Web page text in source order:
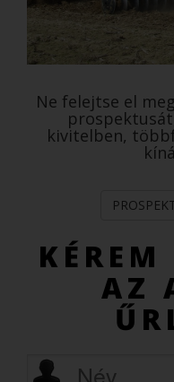
Ne felejtse el
kivitelben,
AZ